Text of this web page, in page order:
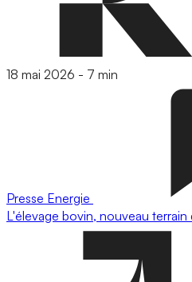
18 mai 2026 - 7 min
Presse Energie
L'élevage bovin, nouveau terrain